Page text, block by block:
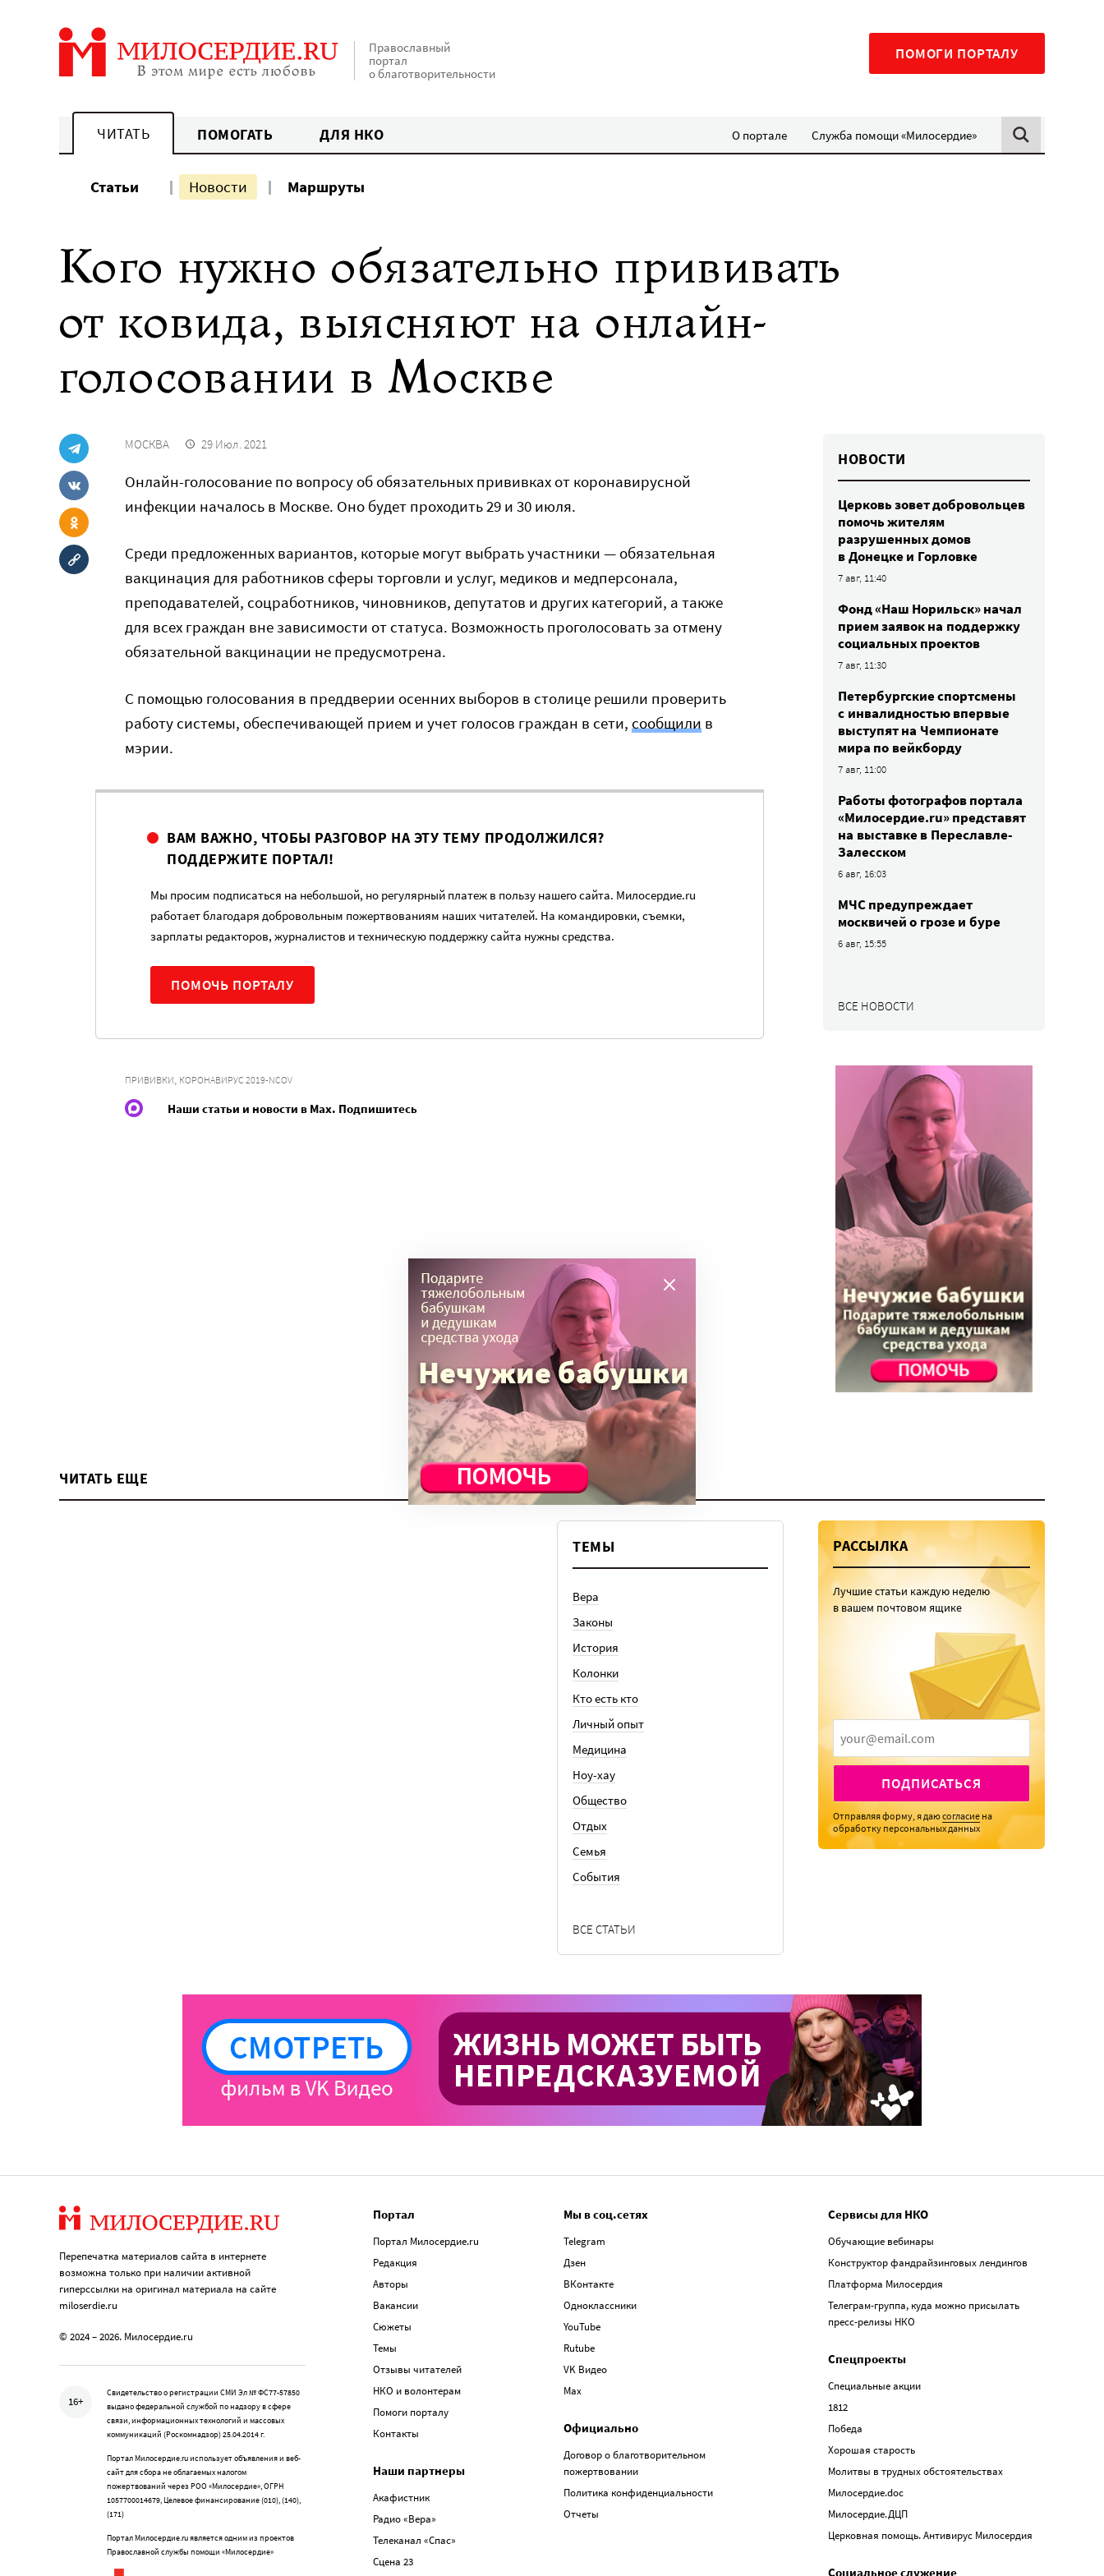
Православный
портал
о благотворительности
ПОМОГИ ПОРТАЛУ
ЧИТАТЬ ПОМОГАТЬ ДЛЯ НКО О портале Служба помощи «Милосердие»
Статьи Новости Маршруты
Кого нужно обязательно прививать
от ковида, выясняют на онлайн-
голосовании в Москве
МОСКВА 29 Июл. 2021
Онлайн-голосование по вопросу об обязательных прививках от коронавирусной
инфекции началось в Москве. Оно будет проходить 29 и 30 июля.
Среди предложенных вариантов, которые могут выбрать участники — обязательная
вакцинация для работников сферы торговли и услуг, медиков и медперсонала,
преподавателей, соцработников, чиновников, депутатов и других категорий, а также
для всех граждан вне зависимости от статуса. Возможность проголосовать за отмену
обязательной вакцинации не предусмотрена.
С помощью голосования в преддверии осенних выборов в столице решили проверить
работу системы, обеспечивающей прием и учет голосов граждан в сети, сообщили в
мэрии.
ВАМ ВАЖНО, ЧТОБЫ РАЗГОВОР НА ЭТУ ТЕМУ ПРОДОЛЖИЛСЯ?
ПОДДЕРЖИТЕ ПОРТАЛ!
Мы просим подписаться на небольшой, но регулярный платеж в пользу нашего сайта. Милосердие.ru
работает благодаря добровольным пожертвованиям наших читателей. На командировки, съемки,
зарплаты редакторов, журналистов и техническую поддержку сайта нужны средства.
ПОМОЧЬ ПОРТАЛУ
ПРИВИВКИ, КОРОНАВИРУС 2019-NCOV
Наши статьи и новости в Max. Подпишитесь
НОВОСТИ
Церковь зовет добровольцев
помочь жителям
разрушенных домов
в Донецке и Горловке
7 авг, 11:40
Фонд «Наш Норильск» начал
прием заявок на поддержку
социальных проектов
7 авг, 11:30
Петербургские спортсмены
c инвалидностью впервые
выступят на Чемпионате
мира по вейкборду
7 авг, 11:00
Работы фотографов портала
«Милосердие.ru» представят
на выставке в Переславле-
Залесском
6 авг, 16:03
МЧС предупреждает
москвичей о грозе и буре
6 авг, 15:55
ВСЕ НОВОСТИ
ЧИТАТЬ ЕЩЕ
ТЕМЫ
Вера
Законы
История
Колонки
Кто есть кто
Личный опыт
Медицина
Ноу-хау
Общество
Отдых
Семья
События
ВСЕ СТАТЬИ
РАССЫЛКА
Лучшие статьи каждую неделю
в вашем почтовом ящике
ПОДПИСАТЬСЯ
Отправляя форму, я даюсогласие на
обработку персональных данных
Перепечатка материалов сайта в интернете
возможна только при наличии активной
гиперссылки на оригинал материала на сайте
miloserdie.ru
© 2024 – 2026. Милосердие.ru
16+
Свидетельство о регистрации СМИ Эл № ФС77-57850
выдано федеральной службой по надзору в сфере
связи, информационных технологий и массовых
коммуникаций (Роскомнадзор) 25.04.2014 г.
Портал Милосердие.ru использует объявления и веб-
сайт для сбора не облагаемых налогом
пожертвований через РОО «Милосердие», ОГРН
1057700014679, Целевое финансирование (010), (140),
(171)
Портал Милосердие.ru является одним из проектов
Православной службы помощи «Милосердие»
Портал
Портал Милосердие.ru
Редакция
Авторы
Вакансии
Сюжеты
Темы
Отзывы читателей
НКО и волонтерам
Помоги порталу
Контакты
Наши партнеры
Акафистник
Радио «Вера»
Телеканал «Спас»
Сцена 23
Мы в соц.сетях
Telegram
Дзен
ВКонтакте
Одноклассники
YouTube
Rutube
VK Видео
Max
Официально
Договор о благотворительном
пожертвовании
Политика конфиденциальности
Отчеты
Сервисы для НКО
Обучающие вебинары
Конструктор фандрайзинговых лендингов
Платформа Милосердия
Телеграм-группа, куда можно присылать
пресс-релизы НКО
Спецпроекты
Специальные акции
1812
Победа
Хорошая старость
Молитвы в трудных обстоятельствах
Милосердие.doc
Милосердие.ДЦП
Церковная помощь. Антивирус Милосердия
Социальное служение